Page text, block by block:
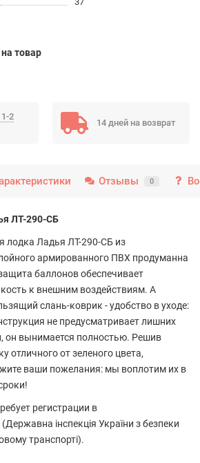
товар
2
14 дней на возврат
Отзывы 0
ЛТ-290-СБ
лодка Ладья ЛТ-290-СБ из
армированного ПВХ продуманна
баллонов обеспечивает
к внешним воздействиям. А
слань-коврик - удобство в уходе:
не предусматривает лишних
он вынимается полностью. Решив
отличного от зеленого цвета,
ваши пожелания: мы воплотим их в
регистрации в
інспекція України з безпеки
транспорті).